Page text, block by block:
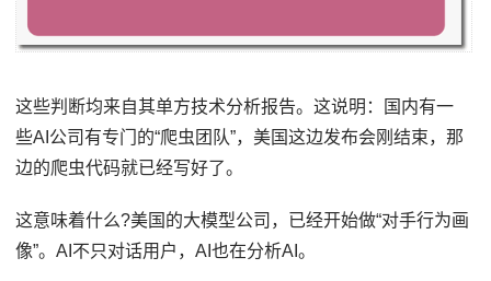
这些判断均来自其单方技术分析报告。这说明：国内有一
些AI公司有专门的“爬虫团队”，美国这边发布会刚结束，那
边的爬虫代码就已经写好了。
这意味着什么?美国的大模型公司，已经开始做“对手行为画
像”。AI不只对话用户，AI也在分析AI。